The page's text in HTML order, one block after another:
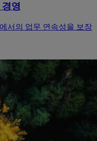
영
서의 업무 연속성을 보장